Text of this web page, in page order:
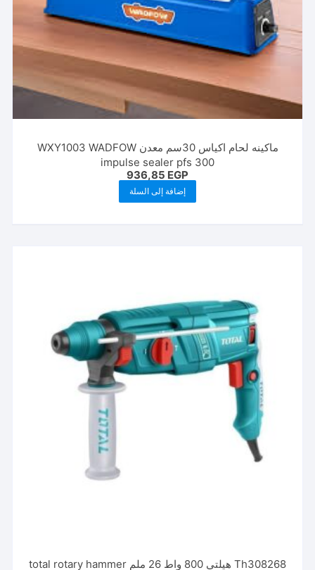
ماكينه لحام اكياس 30سم معدن WXY1003 WADFOW
impulse sealer pfs 300
936,85 EGP
إضافة إلى السلة
Th308268 هيلتي 800 واط 26 ملم total rotary hammer